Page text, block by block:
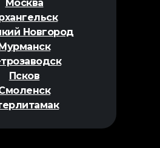
Москва
Новгород
Псков